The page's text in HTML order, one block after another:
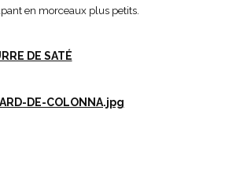
en morceaux plus petits.
DE SATÉ